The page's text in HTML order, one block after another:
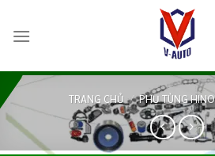
TRANG CHỦ / PHỤ TÙNG HINO